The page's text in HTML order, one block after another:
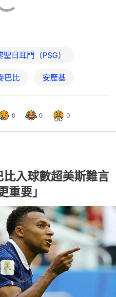
聖日耳門（PSG）
巴比 安歷基
0 0 0
入球數超美斯難言
要」